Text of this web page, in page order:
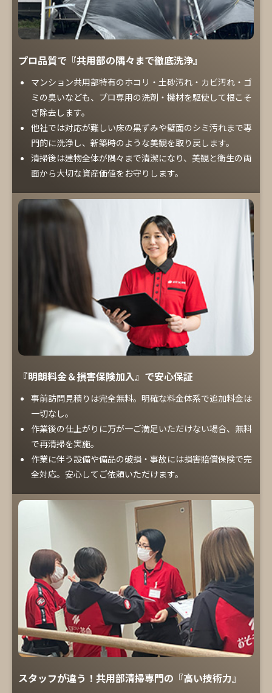
プロ品質で『共用部の隅々まで徹底洗浄』
マンション共用部特有のホコリ・土砂汚れ・カビ汚れ・ゴ
ミの臭いなども、プロ専用の洗剤・機材を駆使して根こそ
ぎ除去します。
他社では対応が難しい床の黒ずみや壁面のシミ汚れまで専
門的に洗浄し、新築時のような美観を取り戻します。
清掃後は建物全体が隅々まで清潔になり、美観と衛生の両
面から大切な資産価値をお守りします。
『明朗料金＆損害保険加入』で安心保証
事前訪問見積りは完全無料。明確な料金体系で追加料金は
一切なし。
作業後の仕上がりに万が一ご満足いただけない場合、無料
で再清掃を実施。
作業に伴う設備や備品の破損・事故には損害賠償保険で完
全対応。安心してご依頼いただけます。
スタッフが違う！共用部清掃専門の『高い技術力』